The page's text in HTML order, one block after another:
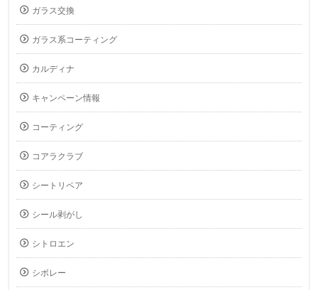
ガラス交換
ガラス系コーティング
カルディナ
キャンペーン情報
コーティング
コアラクラブ
シートリペア
シール剥がし
シトロエン
シボレー